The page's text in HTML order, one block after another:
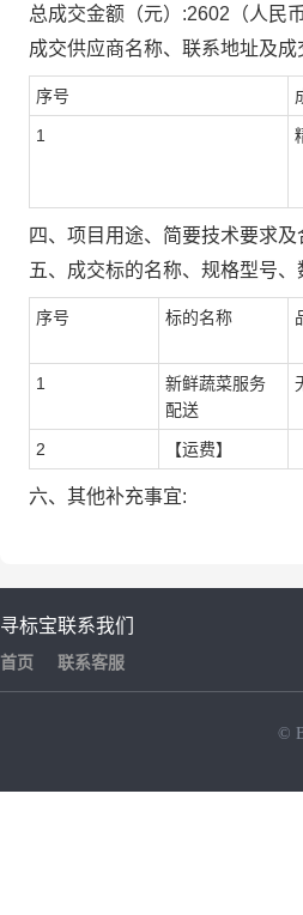
总成交金额（元）:2602 （人民
成交供应商名称、联系地址及成
序号
1
四、项目用途、简要技术要求及
五、成交标的名称、规格型号
序号 标的名称
1
新鲜蔬菜服务
配送
2 【运费】
六、其他补充事宜:
寻标宝
首页
联系我们
联系客服
©